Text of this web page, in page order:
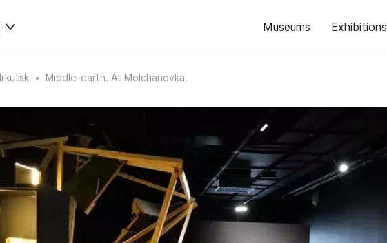
Museums Exhibitions
Middle-earth. At Molchanovka.